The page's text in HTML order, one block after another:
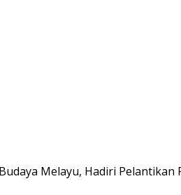
Melayu, Hadiri